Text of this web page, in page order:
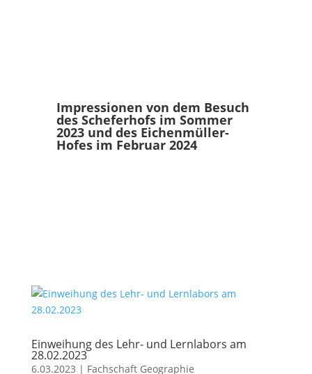
Impressionen von dem Besuch
des Scheferhofs im Sommer
2023 und des Eichenmüller-
Hofes im Februar 2024
Einweihung des Lehr- und Lernlabors am
28.02.2023
6.03.2023 | Fachschaft Geographie